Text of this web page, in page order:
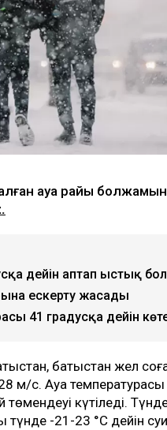
ауа райы болжамын
дейін аптап ыстық
ескерту жасады
41 градусқа дейін
батыстан жел
м/с. Ауа
төмендеуі күтіледі.
түнде -21-23 °C дейін